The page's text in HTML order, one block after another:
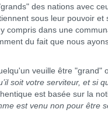
des nations avec
sous leur pouvoir
compris dans une
du fait que nous
veuille être "grand"
soit votre serviteur, et si
est basée sur la
est venu non pour être